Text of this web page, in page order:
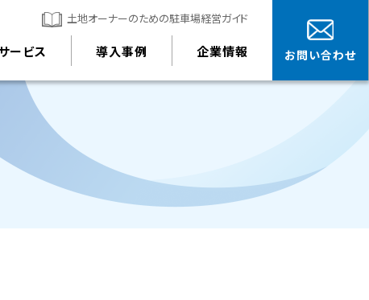
土地オーナーのための駐車場経営ガイド
ービス 導入事例 企業情報 お問い合わせ